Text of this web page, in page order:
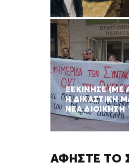
ΞΕΚΙΝΗΣΕ (ΜΕ
Η ΔΙΚΑΣΤΙΚΗ
ΝΕΑ ΔΙΟΙΚΗΣΗ
ΑΦΉΣΤΕ ΤΟ